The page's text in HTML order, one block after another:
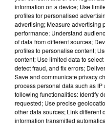
23 juillet 2026
INCENDIE MORTEL
SON BÉBÉ ENTRE LA
Un homme s'est
aspergé sa
d'un liquide
information on a device; Use
profiles for personalised
advertising; Measure advertising
performance; Understand
of data from different sources;
profiles to personalise content;
content; Use limited data to
detect fraud, and fix errors;
Save and communicate privacy
process personal data such as
following functionalities: Identify
requested; Use precise
other data sources; Link different
information transmitted